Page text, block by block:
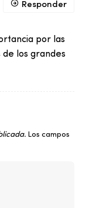
por las
de los grandes
Responder
Los campos